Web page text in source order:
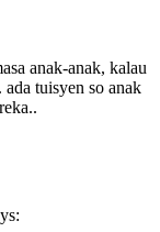
anak-anak, kalau
tuisyen so anak